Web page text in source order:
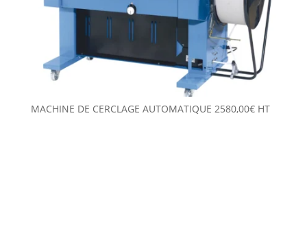
MACHINE DE CERCLAGE AUTOMATIQUE 2580,00€ HT